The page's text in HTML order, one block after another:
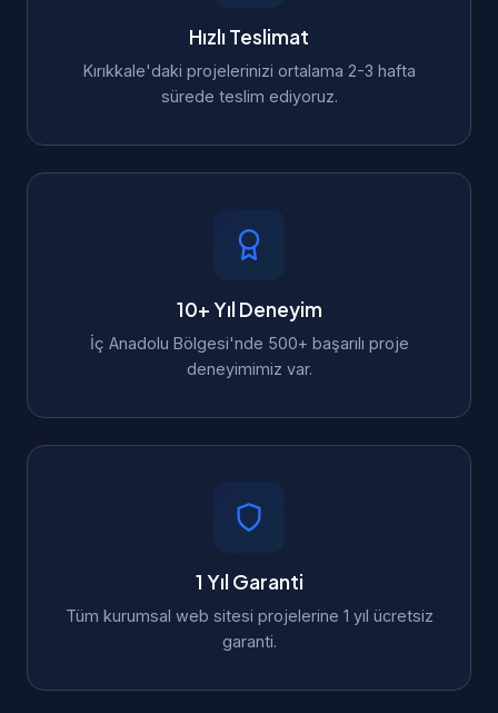
Hızlı Teslimat
Kırıkkale'daki projelerinizi ortalama 2-3 hafta
sürede teslim ediyoruz.
10+ Yıl Deneyim
İç Anadolu Bölgesi'nde 500+ başarılı proje
deneyimimiz var.
1 Yıl Garanti
Tüm kurumsal web sitesi projelerine 1 yıl ücretsiz
garanti.